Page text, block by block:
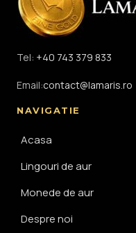
Tel: +40 743 379 833
Email:contact@lamaris.ro
NAVIGATIE
Acasa
Lingouri de aur
Monede de aur
Despre noi